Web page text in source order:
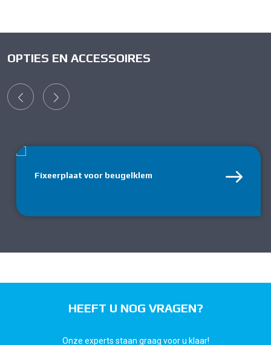
OPTIES EN ACCESSOIRES
Fixeerplaat voor beugelklem
HEEFT U NOG VRAGEN?
Onze experts staan graag voor u klaar!